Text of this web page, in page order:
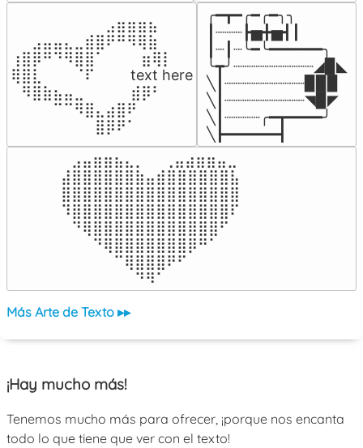
⠀⠀⠀⠀⠀⠀⠀⠀⠀⣠⣶⣶⣶⣦⠀⠀
⠀⠀⣠⣤⣤⣄⣀⣾⣿⠟⠛⠻⢿⣷⠀
⢰⣿⡿⠛⠙⠻⣿⣿⠁⠀⠀ ⠀⣶⢿⡇
⢿⣿⣇⠀⠀⠀⠈⠏⠀⠀⠀ text here
⠀⠻⣿⣷⣦⣤⣀⠀⠀⠀ ⠀⣾⡿⠃⠀
⠀⠀⠀⠀⠉⠉⠻⣿⣄⣴⣿⠟⠀⠀⠀
⠀⠀⠀⠀⠀⠀⠀⠀⣿⡿⠟⠁⠀⠀⠀
╭━┳━╭━╭━╮╮
┃┈┈┈┣▅╋▅┫┃
┃┈┃┈╰━╰━━━━━━╮
╰┳╯┈┈┈┈┈┈┈┈┈◢▉◣
╲┃┈┈┈┈┈┈┈┈┈▉▉▉
╲┃┈┈┈┈┈┈┈┈┈◥▉◤
╲┃┈┈┈┈╭━┳━━━━╯
╲┣━━━━━━┫﻿
⠀⣠⣤⣶⣶⣦⣄⡀  ⠀⢀⣤⣴⣶⣶⣤⣀⠀
⣼⣿⣿⣿⣿⣿⣿⣷⣤⣾⣿⣿⣿⣿⣿⣿⣧
⣿⣿⣿⣿⣿⣿⣿⣿⣿⣿⣿⣿⣿⣿⣿⣿⣿
⠹⣿⣿⣿⣿⣿⣿⣿⣿⣿⣿⣿⣿⣿⣿⣿⠏
⠀⠙⢿⣿⣿⣿⣿⣿⣿⣿⣿⣿⣿⣿⣿⠋⠀
⠀⠀⠀⠙⢿⣿⣿⣿⣿⣿⣿⣿⡿⠛⠁⠀⠀
⠀⠀⠀⠀⠀⠉⢿⣿⣿⣿⠟⠋⠀⠀⠀⠀⠀
⠀⠀⠀⠀⠀⠀⠀⠙⠻⠁⠀⠀⠀⠀⠀⠀⠀⠀⠀⠀⠀⠀⠀
Más Arte de Texto ▸▸
¡Hay mucho más!
Tenemos mucho más para ofrecer, ¡porque nos encanta
todo lo que tiene que ver con el texto!